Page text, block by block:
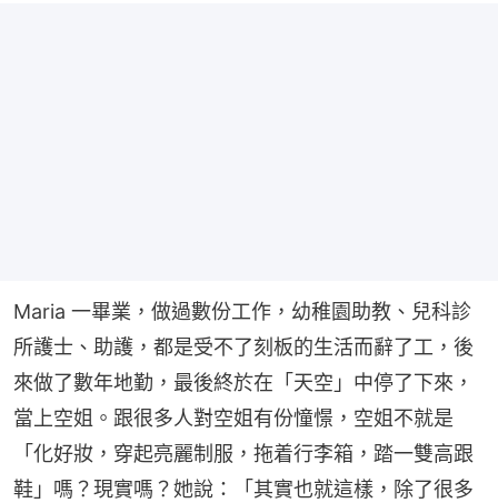
Maria 一畢業，做過數份工作，幼稚園助教、兒科診
所護士、助護，都是受不了刻板的生活而辭了工，後
來做了數年地勤，最後終於在「天空」中停了下來，
當上空姐。跟很多人對空姐有份憧憬，空姐不就是
「化好妝，穿起亮麗制服，拖着行李箱，踏一雙高跟
鞋」嗎？現實嗎？她說：「其實也就這樣，除了很多